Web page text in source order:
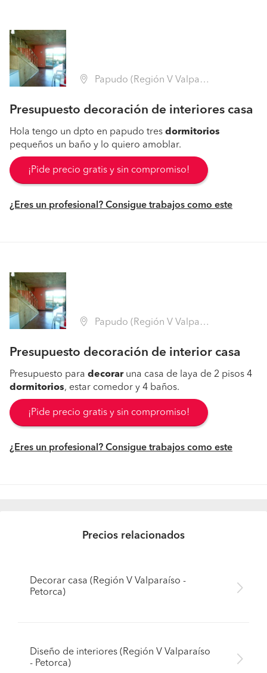
Papudo (Región V Valparaíso - Petorca)
Presupuesto decoración de interiores casa
Hola tengo un dpto en papudo tres dormitorios
pequeños un baño y lo quiero amoblar.
¡Pide precio gratis y sin compromiso!
¿Eres un profesional? Consigue trabajos como este
Papudo (Región V Valparaíso - Petorca)
Presupuesto decoración de interior casa
Presupuesto para decoraruna casa de laya de 2 pisos 4
dormitorios, estar comedor y 4 baños.
¡Pide precio gratis y sin compromiso!
¿Eres un profesional? Consigue trabajos como este
Precios relacionados
Decorar casa (Región V Valparaíso -
Petorca)
Diseño de interiores (Región V Valparaíso
- Petorca)